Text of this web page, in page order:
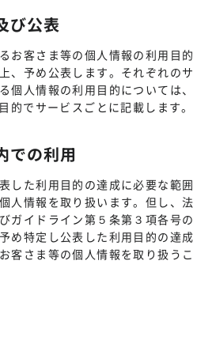
び公表
お客さま等の個人情報の利用目的
、予め公表します。それぞれのサ
個人情報の利用目的については、
的でサービスごとに記載します。
での利用
した利用目的の達成に必要な範囲
人情報を取り扱います。但し、法
ガイドライン第５条第３項各号の
め特定し公表した利用目的の達成
客さま等の個人情報を取り扱うこ